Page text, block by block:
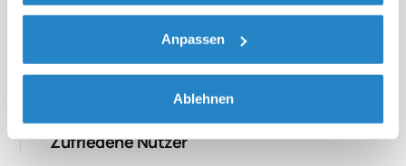
Anpassen
Ablehnen
Gründung SWH Heider
61.917
Zufriedene Nutzer